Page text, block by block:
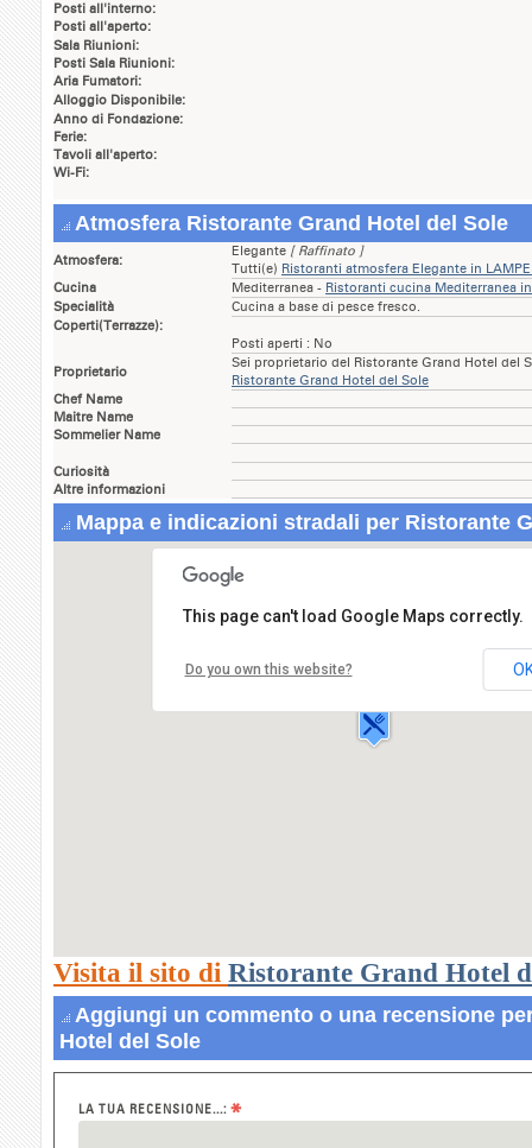
Posti all'interno:
Posti all'aperto:
Sala Riunioni:
Posti Sala Riunioni:
Aria Fumatori:
Alloggio Disponibile:
Anno di Fondazione:
Ferie:
Tavoli all'aperto:
Wi-Fi:
Atmosfera Ristorante Grand Hotel del Sole
Atmosfera:
Elegante [ Raffinato ]
Tutti(e) Ristoranti atmosfera Elegante in
Cucina
Mediterranea - Ristoranti cucina Mediterranea
Specialità
Cucina a base di pesce fresco.
Coperti(Terrazze):
Posti aperti : No
Proprietario
Sei proprietario del Ristorante Grand Hotel del
Ristorante Grand Hotel del Sole
Chef Name
Maitre Name
Sommelier Name
Curiosità
Altre informazioni
Mappa e indicazioni stradali per Ristorante
Ristorante Grand Hotel del Sole
Via del Mediterraneo,
92010 LAMPEDUSA
This page can't load Google Maps correctly.
Do you own this website?
Visita il sito di Ristorante Grand Hotel
Aggiungi un commento o una recensione
Hotel del Sole
LA TUA RECENSIONE...: *